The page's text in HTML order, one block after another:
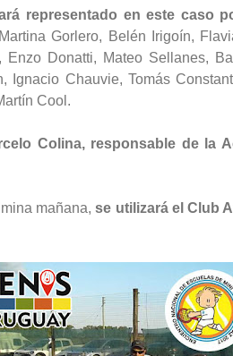
representado en este caso
Gorlero, Belén Irigoín,
Enzo Donatti, Mateo Sellanes,
Ignacio Chauvie, Tomás
Cool.
Colina, responsable de la
mañana,se utilizará el Club